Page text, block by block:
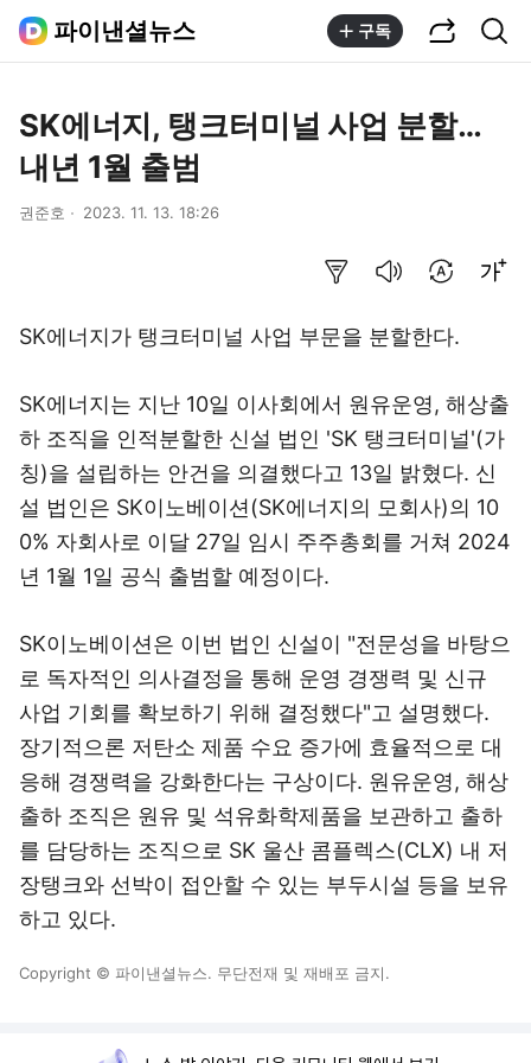
파이낸셜뉴스 구독
SK에너지, 탱크터미널 사업 분할…
내년 1월 출범
권준호 2023. 11. 13. 18:26
SK에너지가 탱크터미널 사업 부문을 분할한다.
SK에너지는 지난 10일 이사회에서 원유운영, 해상출
하 조직을 인적분할한 신설 법인 'SK 탱크터미널'(가
칭)을 설립하는 안건을 의결했다고 13일 밝혔다. 신
설 법인은 SK이노베이션(SK에너지의 모회사)의 10
0% 자회사로 이달 27일 임시 주주총회를 거쳐 2024
년 1월 1일 공식 출범할 예정이다.
SK이노베이션은 이번 법인 신설이 "전문성을 바탕으
로 독자적인 의사결정을 통해 운영 경쟁력 및 신규
사업 기회를 확보하기 위해 결정했다"고 설명했다.
장기적으론 저탄소 제품 수요 증가에 효율적으로 대
응해 경쟁력을 강화한다는 구상이다. 원유운영, 해상
출하 조직은 원유 및 석유화학제품을 보관하고 출하
를 담당하는 조직으로 SK 울산 콤플렉스(CLX) 내 저
장탱크와 선박이 접안할 수 있는 부두시설 등을 보유
하고 있다.
Copyright © 파이낸셜뉴스. 무단전재 및 재배포 금지.